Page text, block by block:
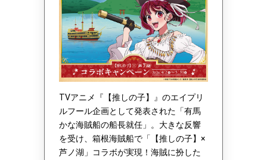
TVアニメ『【推しの子】』のエイプリ
ルフール企画として発表された「有馬
かな海賊船の船長就任」。大きな反響
を受け、箱根海賊船で「【推しの子】×
芦ノ湖」コラボが実現！海賊に扮した